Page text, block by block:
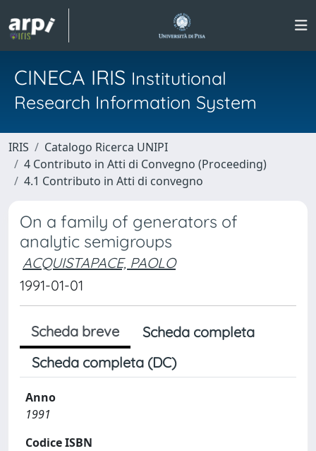
CINECA IRIS Institutional
Research Information System
IRIS
Catalogo Ricerca UNIPI
4 Contributo in Atti di Convegno (Proceeding)
4.1 Contributo in Atti di convegno
On a family of generators of
analytic semigroups
ACQUISTAPACE, PAOLO
1991-01-01
Scheda breve
Scheda completa
Scheda completa (DC)
Anno
1991
Codice ISBN